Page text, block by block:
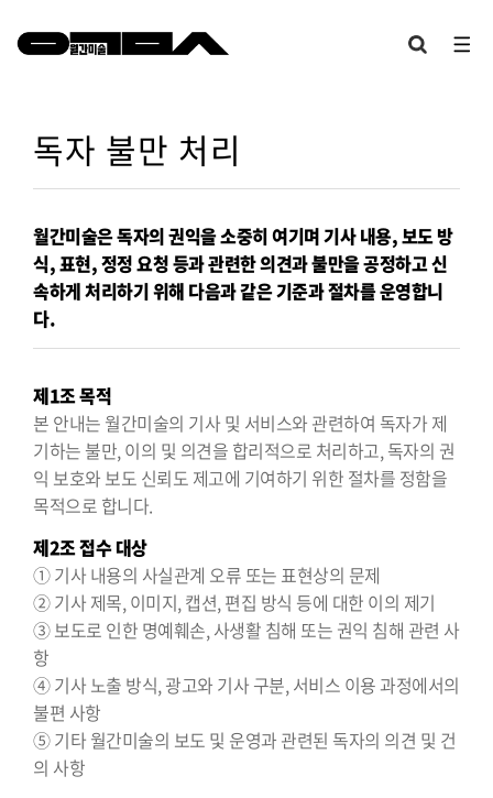
독자 불만 처리
월간미술은 독자의 권익을 소중히 여기며 기사 내용, 보도 방
식, 표현, 정정 요청 등과 관련한 의견과 불만을 공정하고 신
속하게 처리하기 위해 다음과 같은 기준과 절차를 운영합니
다.
제1조 목적
본 안내는 월간미술의 기사 및 서비스와 관련하여 독자가 제
기하는 불만, 이의 및 의견을 합리적으로 처리하고, 독자의 권
익 보호와 보도 신뢰도 제고에 기여하기 위한 절차를 정함을
목적으로 합니다.
제2조 접수 대상
① 기사 내용의 사실관계 오류 또는 표현상의 문제
② 기사 제목, 이미지, 캡션, 편집 방식 등에 대한 이의 제기
③ 보도로 인한 명예훼손, 사생활 침해 또는 권익 침해 관련 사
항
④ 기사 노출 방식, 광고와 기사 구분, 서비스 이용 과정에서의
불편 사항
⑤ 기타 월간미술의 보도 및 운영과 관련된 독자의 의견 및 건
의 사항